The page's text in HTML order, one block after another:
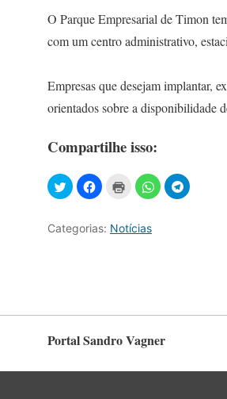
O Parque Empresarial de Timon
com um centro administrativo,
Empresas que desejam implantar,
orientados sobre a disponibilidade
Compartilhe isso:
Categorias: Notícias
Portal Sandro Vagner